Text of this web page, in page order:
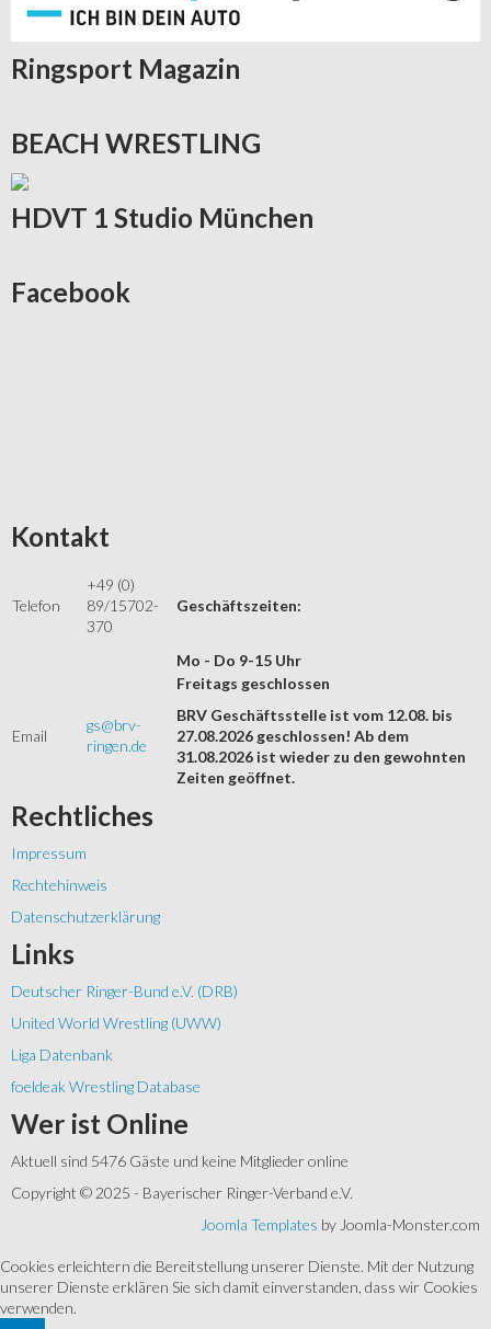
Ringsport Magazin
BEACH WRESTLING
HDVT 1 Studio München
Facebook
Kontakt
Telefon
+49 (0)
89/15702-
370
Geschäftszeiten:
Mo - Do 9-15 Uhr
Email
gs@brv-
ringen.de
Freitags geschlossen
BRV Geschäftsstelle ist vom 12.08. bis
27.08.2026 geschlossen! Ab dem
31.08.2026 ist wieder zu den gewohnten
Zeiten geöffnet.
Rechtliches
Impressum
Rechtehinweis
Datenschutzerklärung
Links
Deutscher Ringer-Bund e.V. (DRB)
United World Wrestling (UWW)
Liga Datenbank
foeldeak Wrestling Database
Wer ist Online
Aktuell sind 5476 Gäste und keine Mitglieder online
Copyright © 2025 - Bayerischer Ringer-Verband e.V.
Joomla Templates by Joomla-Monster.com
Cookies erleichtern die Bereitstellung unserer Dienste. Mit der Nutzung
unserer Dienste erklären Sie sich damit einverstanden, dass wir Cookies
verwenden.